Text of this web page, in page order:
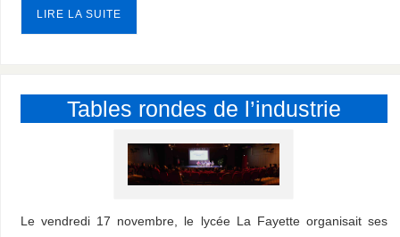
LIRE LA SUITE
Tables rondes de l’industrie
Le vendredi 17 novembre, le lycée La Fayette organisait ses